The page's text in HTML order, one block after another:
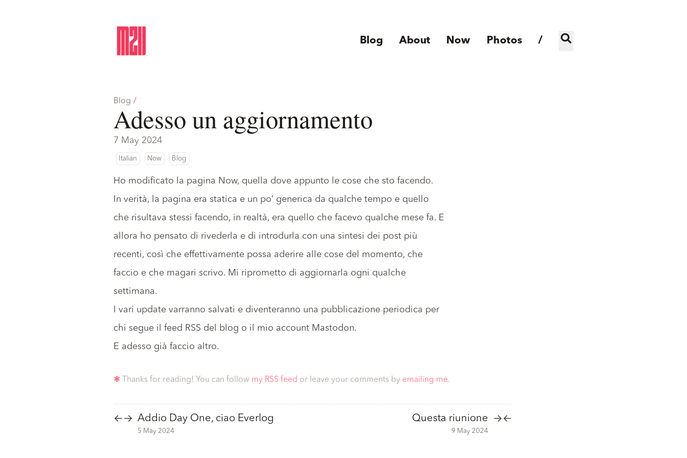
Blog About Now Photos /
Blog /
Adesso un aggiornamento
7 May 2024
Italian Now Blog
Ho modificato la pagina Now, quella dove appunto le cose che sto facendo.
In verità, la pagina era statica e un po’ generica da qualche tempo e quello
che risultava stessi facendo, in realtà, era quello che facevo qualche mese fa. E
allora ho pensato di rivederla e di introdurla con una sintesi dei post più
recenti, così che effettivamente possa aderire alle cose del momento, che
faccio e che magari scrivo. Mi riprometto di aggiornarla ogni qualche
settimana.
I vari update varranno salvati e diventeranno una pubblicazione periodica per
chi segue il feed RSS del blog o il mio account Mastodon.
E adesso già faccio altro.
✱ Thanks for reading! You can follow my RSS feed or leave your comments by emailing me.
← → Addio Day One, ciao Everlog
5 May 2024
Questa riunione
9 May 2024
→ ←